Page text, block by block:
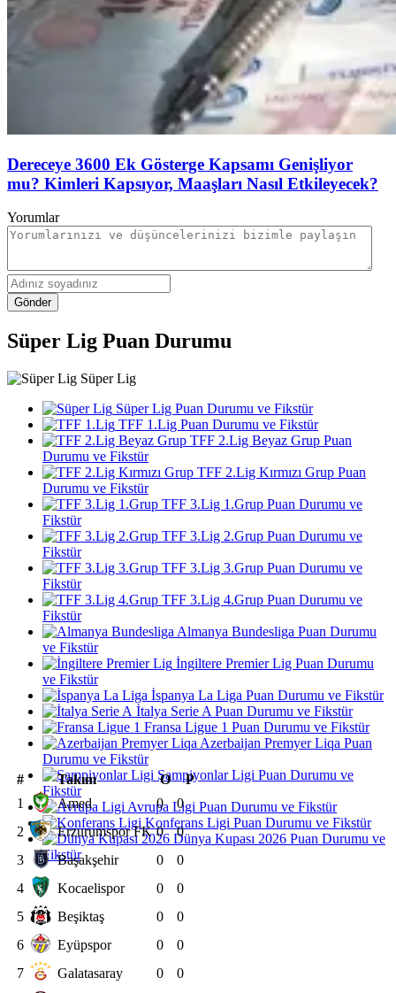
Dereceye 3600 Ek Gösterge Kapsamı Genişliyor
mu? Kimleri Kapsıyor, Maaşları Nasıl Etkileyecek?
Yorumlar
Gönder
Süper Lig Puan Durumu
Süper Lig
Süper Lig Puan Durumu ve Fikstür
TFF 1.Lig Puan Durumu ve Fikstür
TFF 2.Lig Beyaz Grup Puan
Durumu ve Fikstür
TFF 2.Lig Kırmızı Grup Puan
Durumu ve Fikstür
TFF 3.Lig 1.Grup Puan Durumu ve
Fikstür
TFF 3.Lig 2.Grup Puan Durumu ve
Fikstür
TFF 3.Lig 3.Grup Puan Durumu ve
Fikstür
TFF 3.Lig 4.Grup Puan Durumu ve
Fikstür
Almanya Bundesliga Puan Durumu
ve Fikstür
İngiltere Premier Lig Puan Durumu
ve Fikstür
İspanya La Liga Puan Durumu ve Fikstür
İtalya Serie A Puan Durumu ve Fikstür
Fransa Ligue 1 Puan Durumu ve Fikstür
Azerbaijan Premyer Liqa Puan
Durumu ve Fikstür
Şampiyonlar Ligi Puan Durumu ve
Fikstür
Avrupa Ligi Puan Durumu ve Fikstür
Konferans Ligi Puan Durumu ve Fikstür
Dünya Kupası 2026 Puan Durumu ve
Fikstür
# Takım O
P
1
Amed 0
0
2
Erzurumspor FK 0
0
3
Başakşehir 0
0
4
Kocaelispor 0
0
5
Beşiktaş 0
0
6
Eyüpspor 0
0
7
Galatasaray 0
0